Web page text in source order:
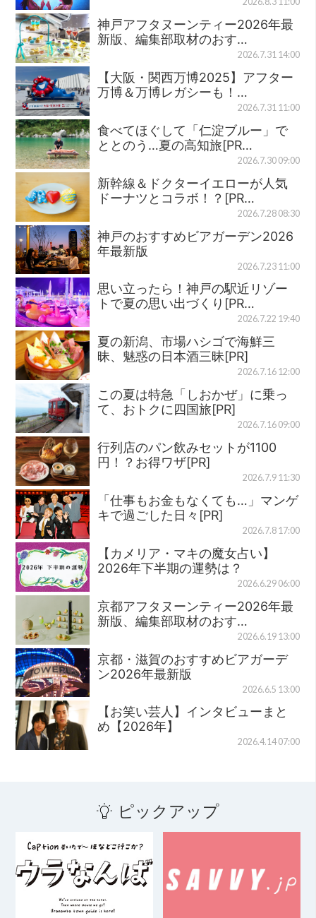
神戸アフタヌーンティー2026年最
新版、編集部取材のおす…
2026.7.31 14:00
【大阪・関西万博2025】アフター
万博＆万博レガシーも！…
2026.7.31 11:00
食べてほぐして「仁淀ブルー」で
ととのう…夏の高知旅[PR…
2026.7.30 09:00
新幹線＆ドクターイエローが人気
ドーナツとコラボ！？[PR…
2026.7.28 08:30
神戸のおすすめビアガーデン2026
年最新版
2026.7.23 11:00
思い立ったら！神戸の駅近リゾー
トで夏の思い出づくり[PR…
2026.7.22 19:40
夏の新潟、市場ハシゴで海鮮三
昧、魅惑の日本酒三昧[PR]
2026.7.16 12:00
この夏は特急「しおかぜ」に乗っ
て、おトクに四国旅[PR]
2026.7.16 09:00
行列店のパン飲みセットが1100
円！？お得ワザ[PR]
2026.7.9 11:30
「仕事もお金もなくても…」マンゲ
キで過ごした日々[PR]
2026.7.8 17:00
【カメリア・マキの魔女占い】
2026年下半期の運勢は？
2026.6.29 06:00
京都アフタヌーンティー2026年最
新版、編集部取材のおす…
2026.6.19 13:00
京都・滋賀のおすすめビアガーデ
ン2026年最新版
2026.6.5 13:00
【お笑い芸人】インタビューまと
め【2026年】
2026.4.14 07:00
ピックアップ